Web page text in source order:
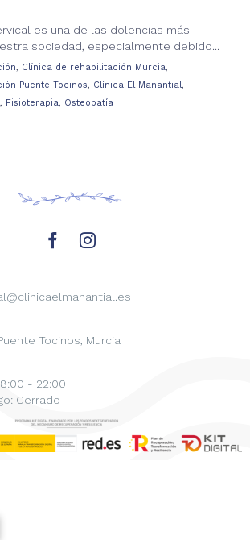
es una de las dolencias más
sociedad, especialmente debido...
, Clínica de rehabilitación Murcia,
Puente Tocinos, Clínica El Manantial,
, Fisioterapia, Osteopatía
Tocinos, Murcia
- 22:00
Cerrado